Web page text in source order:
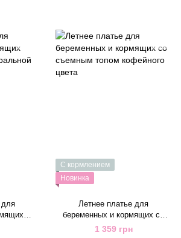
для
С кормлением
Новинка
Летнее платье для
беременных и кормящих со
съемным топом кофейного
1 359 грн